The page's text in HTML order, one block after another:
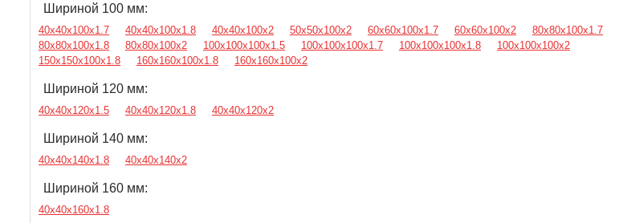
Шириной 100 мм:
40х40х100х1.7 40х40х100х1.8 40х40х100х2 50х50х100х2 60х60х100х1.7 60х60х100х2
80х80х100х1.7
80х80х100х1.8
80х80х100х2 100х100х100х1.5 100х100х100х1.7 100х100х100х1.8
100х100х100х2
150х150х100х1.8
160х160х100х1.8 160х160х100х2
Шириной 120 мм:
40х40х120х1.5 40х40х120х1.8 40х40х120х2
Шириной 140 мм:
40х40х140х1.8 40х40х140х2
Шириной 160 мм:
40х40х160х1.8